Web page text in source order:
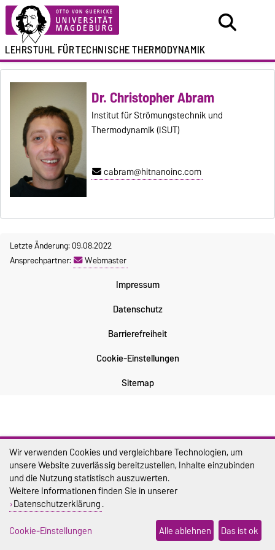
LEHRSTUHL FÜRTECHNISCHE THERMODYNAMIK
Dr. Christopher Abram
Institut für Strömungstechnik und
Thermodynamik (ISUT)
cabram@hitnanoinc.com
Letzte Änderung: 09.08.2022
Ansprechpartner:
Webmaster
Impressum
Datenschutz
Barrierefreiheit
Cookie-Einstellungen
Sitemap
Wir verwenden Cookies und vergleichbare Technologien, um
unsere Website zuverlässig bereitzustellen, Inhalte einzubinden
und die Nutzung statistisch auszuwerten.
Weitere Informationen finden Sie in unserer
Datenschutzerklärung.
Cookie-Einstellungen
Alle ablehnen Das ist ok